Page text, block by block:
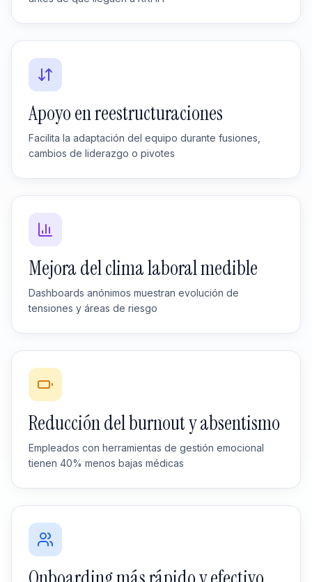
Apoyo en reestructuraciones
Facilita la adaptación del equipo durante fusiones,
cambios de liderazgo o pivotes
Mejora del clima laboral medible
Dashboards anónimos muestran evolución de
tensiones y áreas de riesgo
Reducción del burnout y absentismo
Empleados con herramientas de gestión emocional
tienen 40% menos bajas médicas